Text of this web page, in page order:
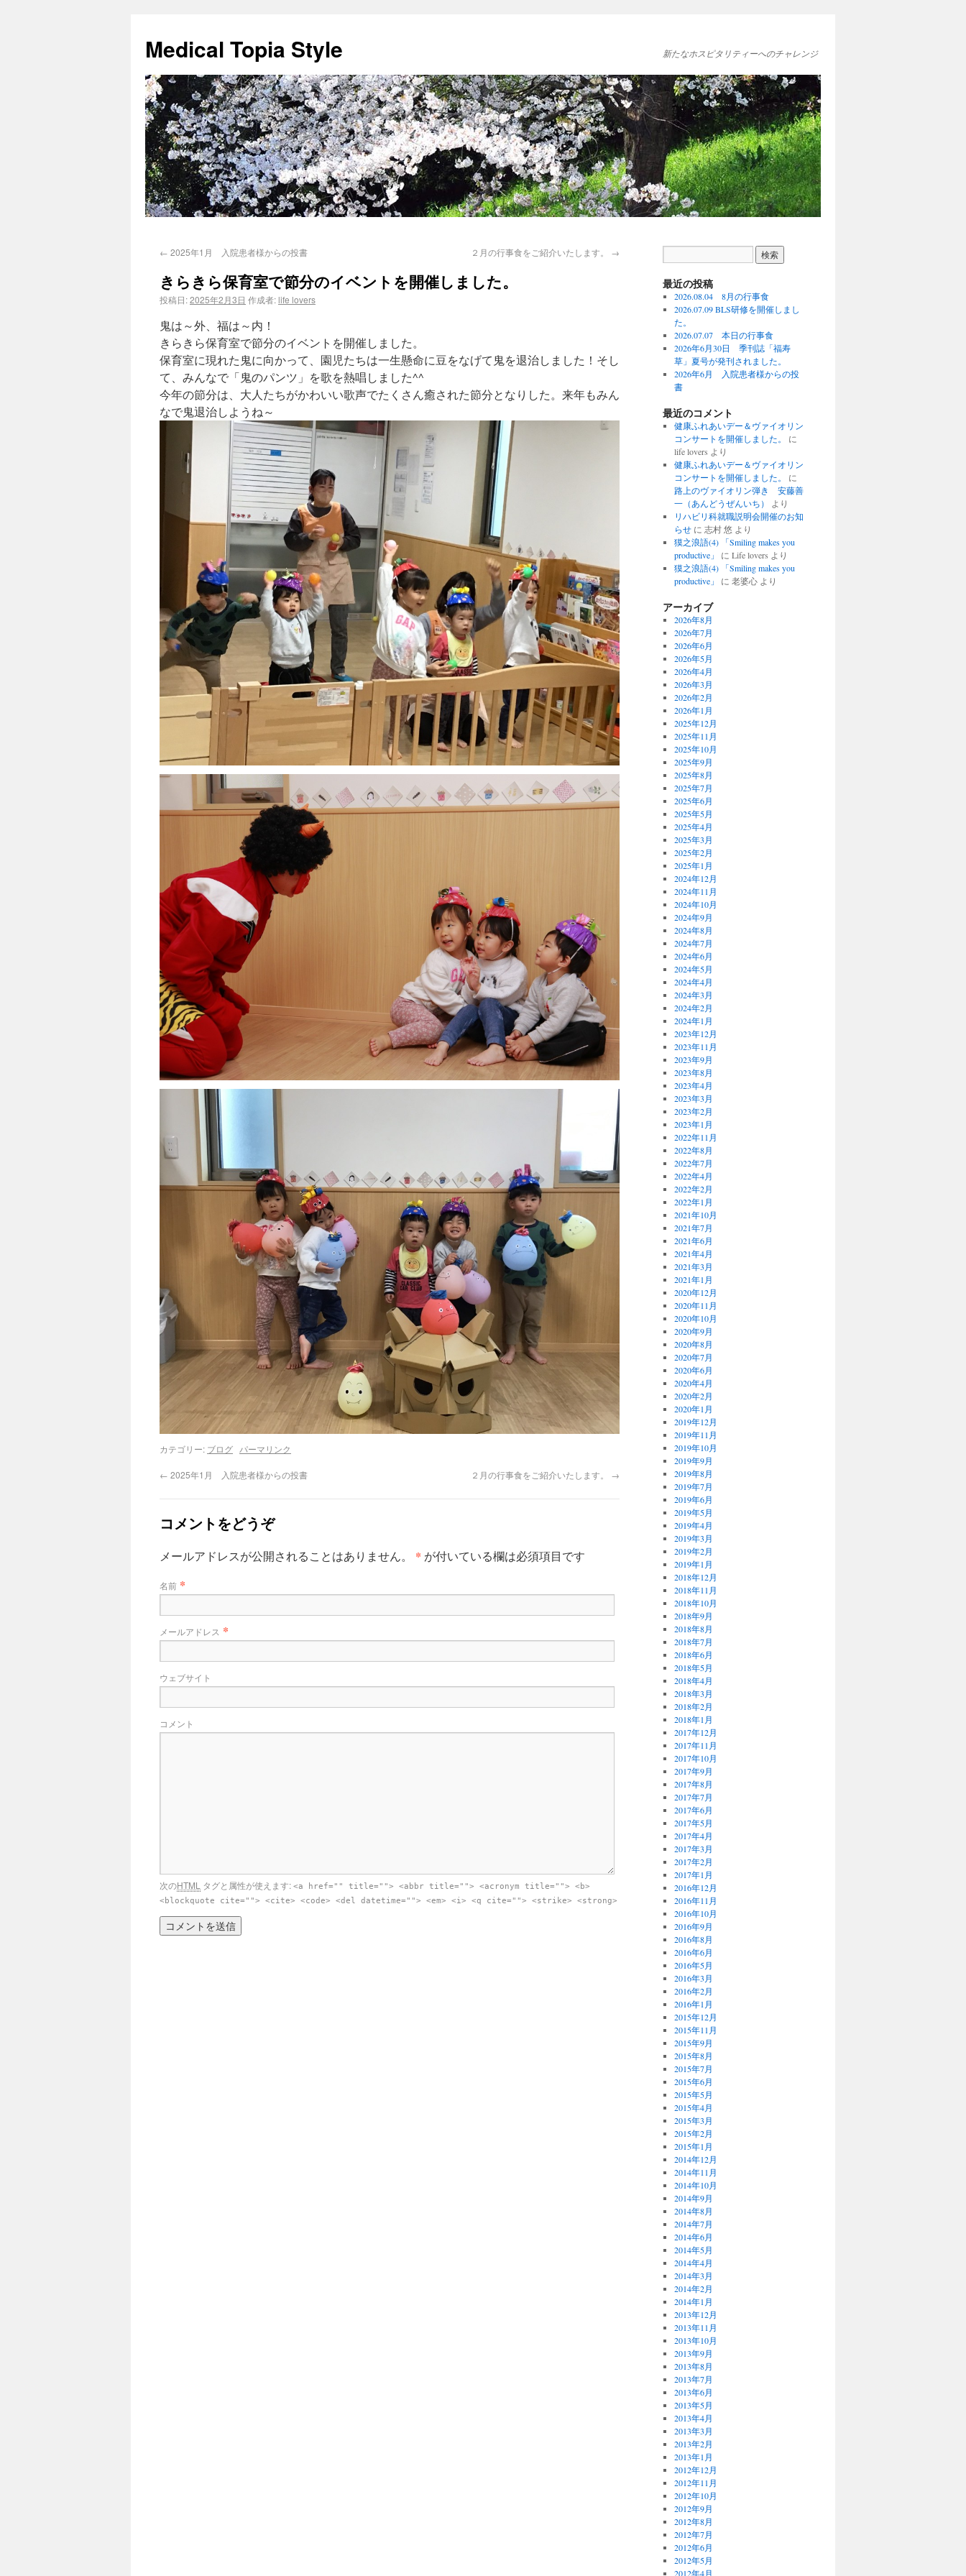
Medical Topia Style 新たなホスピタリティーへのチャレンジ
← 2025年1月 入院患者様からの投書 ２月の行事食をご紹介いたします。 →
きらきら保育室で節分のイベントを開催しました。
投稿日:2025年2月3日 作成者: life lovers
鬼は～外、福は～内！
きらきら保育室で節分のイベントを開催しました。
保育室に現れた鬼に向かって、園児たちは一生懸命に豆をなげて鬼を退治しました！そし
て、みんなで「鬼のパンツ」を歌を熱唱しました^^
今年の節分は、大人たちがかわいい歌声でたくさん癒された節分となりした。来年もみん
なで鬼退治しようね～
カテゴリー: ブログ パーマリンク
← 2025年1月 入院患者様からの投書 ２月の行事食をご紹介いたします。 →
コメントをどうぞ
メールアドレスが公開されることはありません。 * が付いている欄は必須項目です
名前 *
メールアドレス *
ウェブサイト
コメント
次のHTML タグと属性が使えます: <a href="" title=""> <abbr title=""> <acronym title=""> <b>
<blockquote cite=""> <cite> <code> <del datetime=""> <em> <i> <q cite=""> <strike> <strong>
最近の投稿
2026.08.04 8月の行事食
2026.07.09 BLS研修を開催しまし
た。
2026.07.07 本日の行事食
2026年6月30日 季刊誌「福寿
草」夏号が発刊されました。
2026年6月 入院患者様からの投
書
最近のコメント
健康ふれあいデー＆ヴァイオリン
コンサートを開催しました。
に
life lovers より
健康ふれあいデー＆ヴァイオリン
コンサートを開催しました。
に
路上のヴァイオリン弾き 安藤善
一（あんどうぜんいち）
より
リハビリ科就職説明会開催のお知
らせに 志村 悠 より
獏之浪語(4) 「Smiling makes you
productive」
に Life lovers より
獏之浪語(4) 「Smiling makes you
productive」
に 老婆心 より
アーカイブ
2026年8月
2026年7月
2026年6月
2026年5月
2026年4月
2026年3月
2026年2月
2026年1月
2025年12月
2025年11月
2025年10月
2025年9月
2025年8月
2025年7月
2025年6月
2025年5月
2025年4月
2025年3月
2025年2月
2025年1月
2024年12月
2024年11月
2024年10月
2024年9月
2024年8月
2024年7月
2024年6月
2024年5月
2024年4月
2024年3月
2024年2月
2024年1月
2023年12月
2023年11月
2023年9月
2023年8月
2023年4月
2023年3月
2023年2月
2023年1月
2022年11月
2022年8月
2022年7月
2022年4月
2022年2月
2022年1月
2021年10月
2021年7月
2021年6月
2021年4月
2021年3月
2021年1月
2020年12月
2020年11月
2020年10月
2020年9月
2020年8月
2020年7月
2020年6月
2020年4月
2020年2月
2020年1月
2019年12月
2019年11月
2019年10月
2019年9月
2019年8月
2019年7月
2019年6月
2019年5月
2019年4月
2019年3月
2019年2月
2019年1月
2018年12月
2018年11月
2018年10月
2018年9月
2018年8月
2018年7月
2018年6月
2018年5月
2018年4月
2018年3月
2018年2月
2018年1月
2017年12月
2017年11月
2017年10月
2017年9月
2017年8月
2017年7月
2017年6月
2017年5月
2017年4月
2017年3月
2017年2月
2017年1月
2016年12月
2016年11月
2016年10月
2016年9月
2016年8月
2016年6月
2016年5月
2016年3月
2016年2月
2016年1月
2015年12月
2015年11月
2015年9月
2015年8月
2015年7月
2015年6月
2015年5月
2015年4月
2015年3月
2015年2月
2015年1月
2014年12月
2014年11月
2014年10月
2014年9月
2014年8月
2014年7月
2014年6月
2014年5月
2014年4月
2014年3月
2014年2月
2014年1月
2013年12月
2013年11月
2013年10月
2013年9月
2013年8月
2013年7月
2013年6月
2013年5月
2013年4月
2013年3月
2013年2月
2013年1月
2012年12月
2012年11月
2012年10月
2012年9月
2012年8月
2012年7月
2012年6月
2012年5月
2012年4月